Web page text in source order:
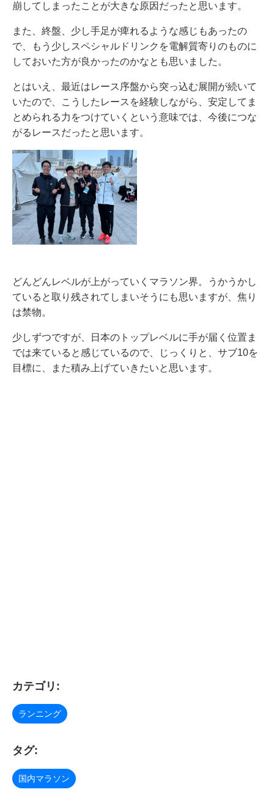
崩してしまったことが大きな原因だったと思います。
また、終盤、少し手足が痺れるような感じもあったの
で、もう少しスペシャルドリンクを電解質寄りのものに
しておいた方が良かったのかなとも思いました。
とはいえ、最近はレース序盤から突っ込む展開が続いて
いたので、こうしたレースを経験しながら、安定してま
とめられる力をつけていくという意味では、今後につな
がるレースだったと思います。
どんどんレベルが上がっていくマラソン界。うかうかし
ていると取り残されてしまいそうにも思いますが、焦り
は禁物。
少しずつですが、日本のトップレベルに手が届く位置ま
では来ていると感じているので、じっくりと、サブ10を
目標に、また積み上げていきたいと思います。
カテゴリ:
ランニング
タグ:
国内マラソン